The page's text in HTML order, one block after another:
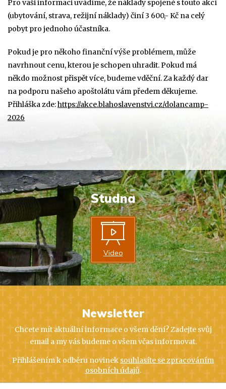
Pro vaši informaci uvádíme, že náklady spojené s touto akcí
(ubytování, strava, režijní náklady) činí 3 600,- Kč na celý
pobyt pro jednoho účastníka.
Pokud je pro někoho finanční výše problémem, může
navrhnout cenu, kterou je schopen uhradit. Pokud má
někdo možnost přispět více, budeme vděční. Za každý dar
na podporu našeho apoštolátu vám předem děkujeme.
Přihláška zde:https://akce.blahoslavenstvi.cz/dolancamp-
2026
Studna
Video
Newsletter
Chcete mít aktuální informace o všem dění? Zadejte svůj
email a my vás budeme o všem včas informovat.
Přihlášením k odběru novineksouhlasíte se zpracováním
osobních údajů.